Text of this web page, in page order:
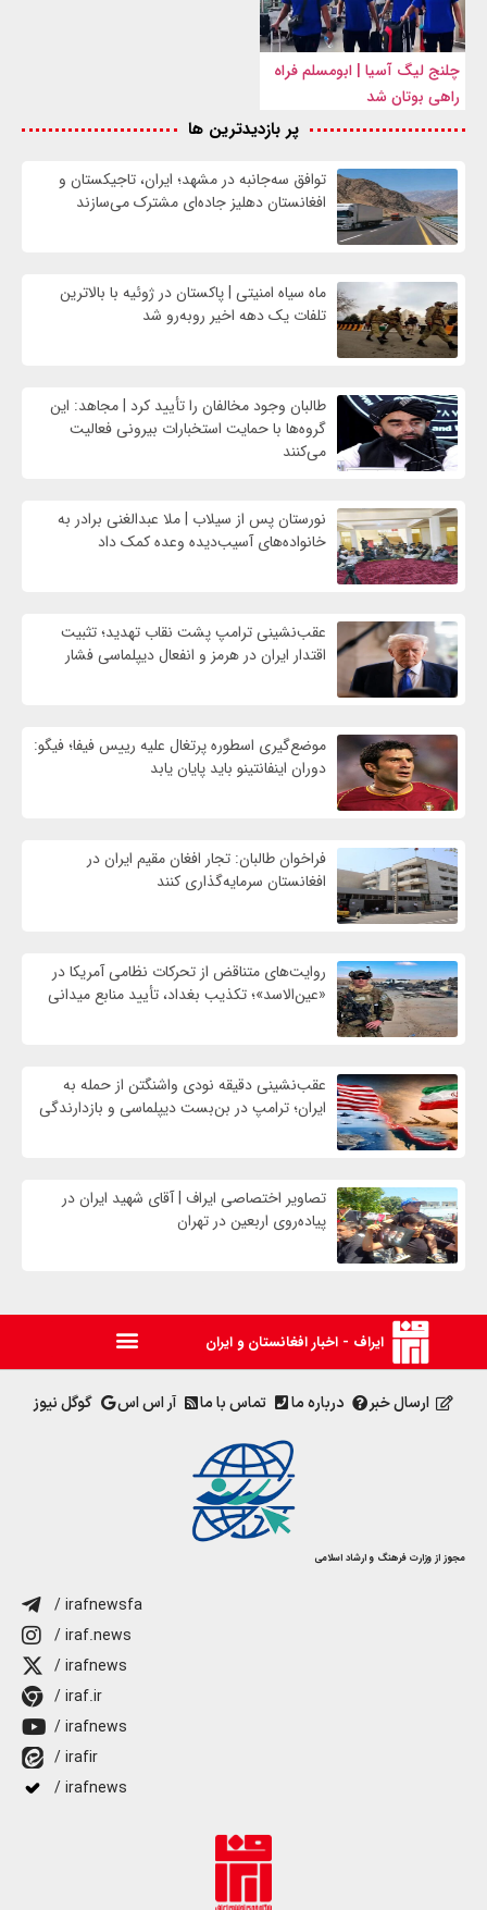
چلنج لیگ آسیا | ابومسلم فراه
راهی بوتان شد
پر بازدیدترین ها
توافق سه‌جانبه در مشهد؛ ایران، تاجیکستان و
افغانستان دهلیز جاده‌ای مشترک می‌سازند
ماه سیاه امنیتی | پاکستان در ژوئیه با بالاترین
تلفات یک دهه اخیر روبه‌رو شد
طالبان وجود مخالفان را تأیید کرد | مجاهد: این
گروه‌ها با حمایت استخبارات بیرونی فعالیت
می‌کنند
نورستان پس از سیلاب | ملا عبدالغنی برادر به
خانواده‌های آسیب‌دیده وعده کمک داد
عقب‌نشینی ترامپ پشت نقاب تهدید؛ تثبیت
اقتدار ایران در هرمز و انفعال دیپلماسی فشار
موضع‌گیری اسطوره پرتغال علیه رییس فیفا؛ فیگو:
دوران اینفانتینو باید پایان یابد
فراخوان طالبان: تجار افغان مقیم ایران در
افغانستان سرمایه‌گذاری کنند
روایت‌های متناقض از تحرکات نظامی آمریکا در
«عین‌الاسد»؛ تکذیب بغداد، تأیید منابع میدانی
عقب‌نشینی دقیقه نودی واشنگتن از حمله به
ایران؛ ترامپ در بن‌بست دیپلماسی و بازدارندگی
تصاویر اختصاصی ایراف | آقای شهید ایران در
پیاده‌روی اربعین در تهران
ایراف - اخبار افغانستان و ایران
ارسال خبر درباره ما تماس با ما آر اس اس گوگل نیوز
مجوز از وزارت فرهنگ و ارشاد اسلامی
/ irafnewsfa
/ iraf.news
/ irafnews
/ iraf.ir
/ irafnews
/ irafir
/ irafnews